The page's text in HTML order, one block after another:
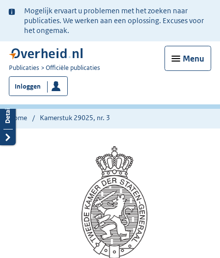
Ter
informatie:
Mogelijk ervaart u problemen met het zoeken naar
publicaties. We werken aan een oplossing. Excuses voor
het ongemak.
Menu
U
bent
nu
hier:
Publicaties Officiële publicaties
Inloggen
Home Kamerstuk 29025, nr. 3